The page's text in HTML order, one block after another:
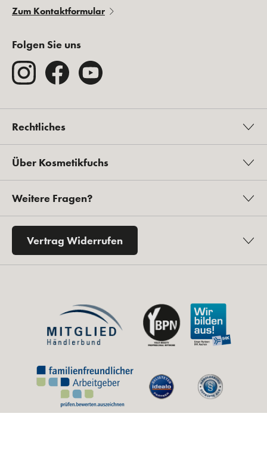
Zum Kontaktformular
Folgen Sie uns
Rechtliches
Über Kosmetikfuchs
Weitere Fragen?
Vertrag Widerrufen